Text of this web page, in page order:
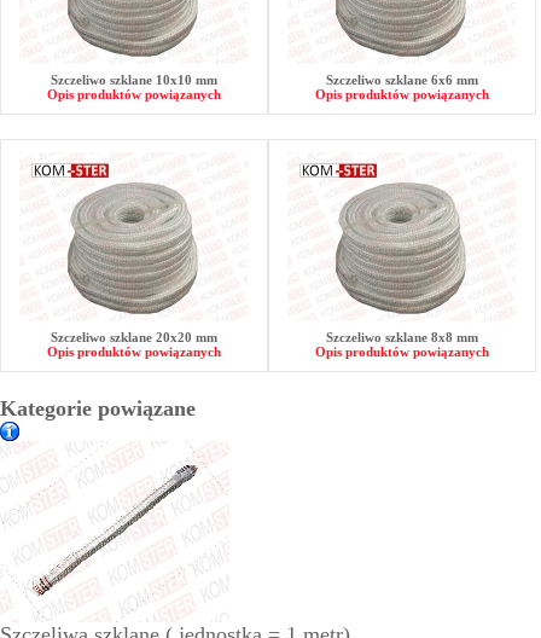
Szczeliwo szklane 10x10 mm
Opis produktów powiązanych
Szczeliwo szklane 6x6 mm
Opis produktów powiązanych
Szczeliwo szklane 20x20 mm
Opis produktów powiązanych
Szczeliwo szklane 8x8 mm
Opis produktów powiązanych
Kategorie powiązane